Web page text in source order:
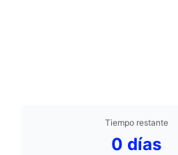
Tiempo restante
0 días